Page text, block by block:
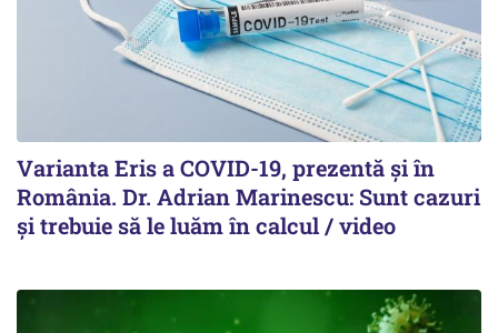
Varianta Eris a COVID-19, prezentă și în
România. Dr. Adrian Marinescu: Sunt cazuri
și trebuie să le luăm în calcul / video